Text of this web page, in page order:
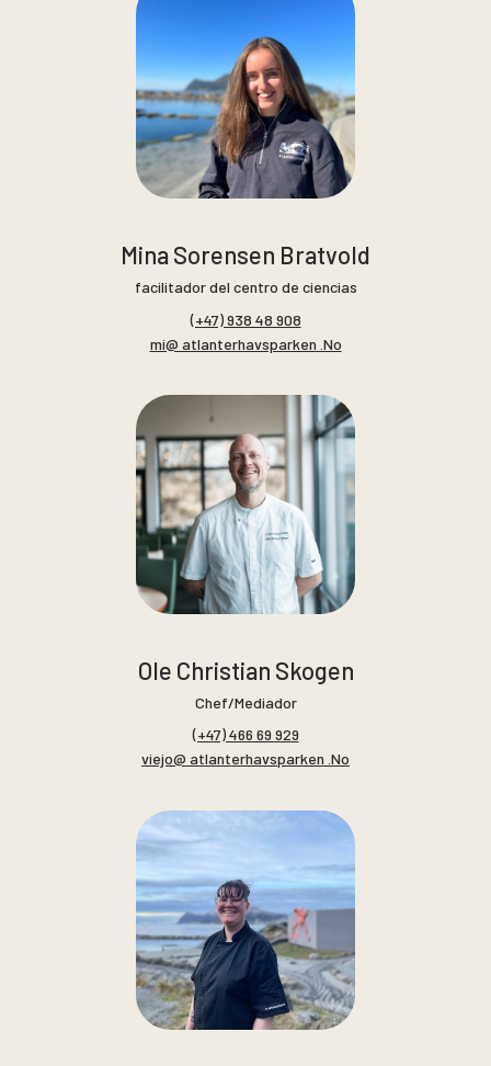
Mina Sorensen Bratvold
facilitador del centro de ciencias
(+47) 938 48 908
mi@ atlanterhavsparken .No
Ole Christian Skogen
Chef/Mediador
(+47) 466 69 929
viejo@ atlanterhavsparken .No